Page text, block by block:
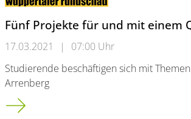
Fünf Projekte für und mit einem
17.03.2021 |
07:00 Uhr
Studierende beschäftigen sich mit
Arrenberg
Fünf Projekte für und mit einem Quartier